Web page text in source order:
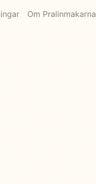
Om Pralinmakarna